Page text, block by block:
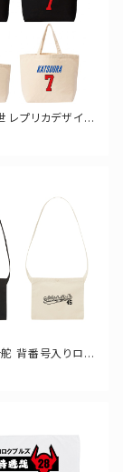
プリカデザイン
バストートバッ
サイズ 000778
背番号入りロゴ
ッシュ 選手還元